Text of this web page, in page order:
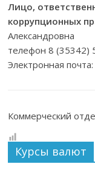
Лицо,
коррупционных
Александровна
телефон 8 (35342)
Электронная
Коммерческий
Курсы валют